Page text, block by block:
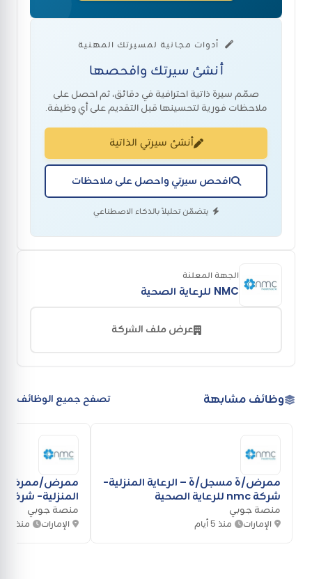
أدوات مجانية لمسيرتك المهنية
أنشئ سيرتك وافحصها
صمّم سيرة ذاتية احترافية في دقائق، ثم احصل على
ملاحظات فورية لتحسينها قبل التقديم على أي وظيفة.
أنشئ سيرتي الذاتية
افحص سيرتي واحصل على ملاحظات
يتضمّن تحليلاً بالذكاء الاصطناعي
الجهة المعلنة
NMC للرعاية الصحية
عرض ملف الشركة
وظائف مشابهة تصفح جميع الوظائف
ممرض/ة مسجل/ة – الرعاية المنزلية-
شركة nmc للرعاية الصحية
منصة جوبي
الإمارات منذ 5 أيام
ممرض/ممرضة
المنزلية- شركة nmc للرعاية الصحية
منصة جوبي
الإمارات منذ 5 أيام